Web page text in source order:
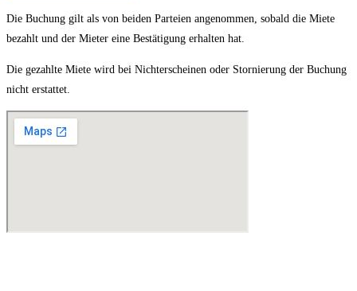
Die Buchung gilt als von beiden Parteien angenommen, sobald die Miete
bezahlt und der Mieter eine Bestätigung erhalten hat.
Die gezahlte Miete wird bei Nichterscheinen oder Stornierung der Buchung
nicht erstattet.